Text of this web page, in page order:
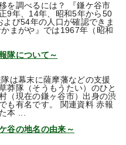
を調べるには？ 『鎌ケ谷市
9年、14年、昭和5年から50
び54年の人口が確認できま
まがや』では1967年（昭和
隊について～
は幕末に薩摩藩などの支援
莽隊（そうもうたい）のひと
（現在の鎌ヶ谷市）出身の渋
も有名です。 関連資料 赤報
本 ...
谷の地名の由来～